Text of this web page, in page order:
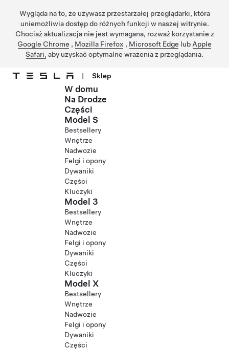
Wygląda na to, że używasz przestarzałej przeglądarki, która
uniemożliwia dostęp do różnych funkcji w naszej witrynie.
Chociaż aktualizacja nie jest wymagana, rozważ korzystanie z
Google Chrome , Mozilla Firefox , Microsoft Edge lub Apple
Safari, aby uzyskać optymalne wrażenia z przeglądania.
Przejdź do głównej zawartości
| Sklep
W domu
Na Drodze
Części
Model S
Bestsellery
Wnętrze
Nadwozie
Felgi i opony
Dywaniki
Części
Kluczyki
Model 3
Bestsellery
Wnętrze
Nadwozie
Felgi i opony
Dywaniki
Części
Kluczyki
Model X
Bestsellery
Wnętrze
Nadwozie
Felgi i opony
Dywaniki
Części